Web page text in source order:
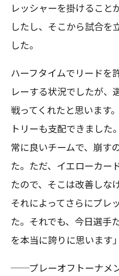
レッシャーを掛けること
したし、そこから試合を
した。
ハーフタイムでリードを
レーする状況でしたが、
戦ってくれたと思います
トリーも支配できました
常に良いチームで、崩す
た。ただ、イエローカー
たので、そこは改善しな
それによってさらにプレ
た。それでも、今日選手
を本当に誇りに思います」
──プレーオフトーナメ